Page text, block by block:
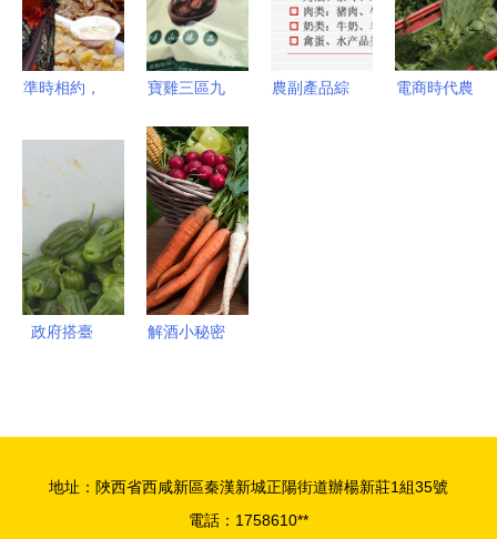
南
大經濟”
準時相約，
農副食品展
——多圖直
擊現場
寶雞三區九
品齊聚西府
老街，網紅
打卡與美食
盛宴同步開
啟
農副產品綜
電商時代農
政府搭臺
解酒小秘密
地址：陜西省西咸新區秦漢新城正陽街道辦楊新莊1組35號
電話：1758610**